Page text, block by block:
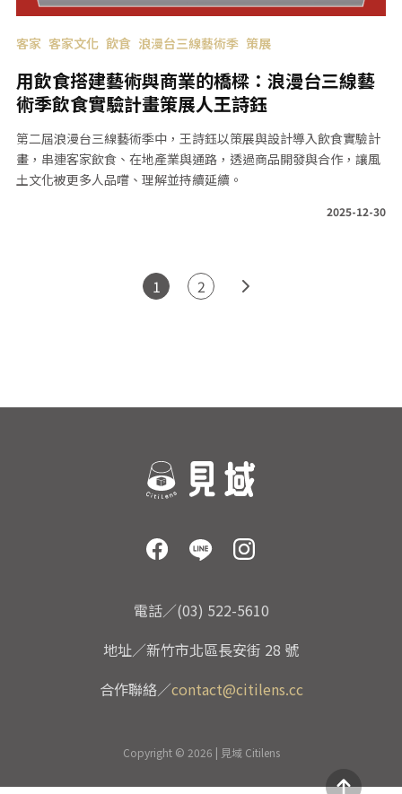
客家 客家文化 飲食 浪漫台三線藝術季 策展
用飲食搭建藝術與商業的橋樑：浪漫台三線藝
術季飲食實驗計畫策展人王詩鈺
第二屆浪漫台三線藝術季中，王詩鈺以策展與設計導入飲食實驗計
畫，串連客家飲食、在地產業與通路，透過商品開發與合作，讓風
土文化被更多人品嚐、理解並持續延續。
2025-12-30
1 2
電話／(03) 522-5610
地址／新竹市北區長安街 28 號
合作聯絡／contact@citilens.cc
Copyright © 2026 | 見域 Citilens